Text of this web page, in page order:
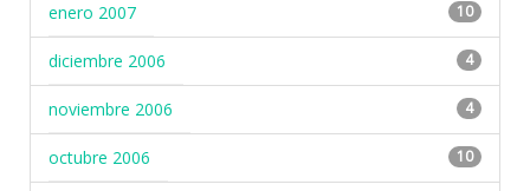
enero 2007 10
diciembre 2006 4
noviembre 2006 4
octubre 2006 10